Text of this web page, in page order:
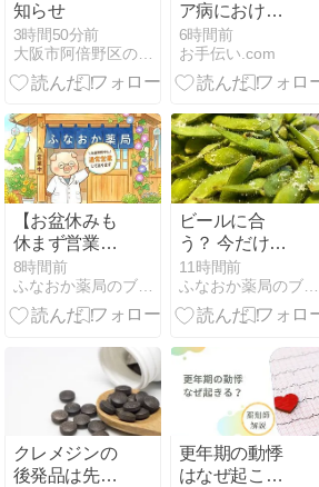
知らせ
3時間50分前
大阪市阿倍野区の漢方薬舗 長春堂ブログ
ア病における
薬剤師的考察
と薬学的観点
について、
ではない禁忌
薬のスクリー
ニング」「対
症療法・カク
テル療法の適
正使用」「画
期的な新薬・
DDSの動向」
の3つの軸か
ら整理しま
す。
6時間前
お手伝い.com
【お盆休みも
休まず営業
中！】帰省中
の突然の体調
不良や健康相
か薬局」へ
8時間前
ビールに合
う？ 今だけの
お楽しみは
【今】だね い
つ食べる？今
11時間前
クレメジンの
後発品は先発
更年期の動悸
はなぜ起こ